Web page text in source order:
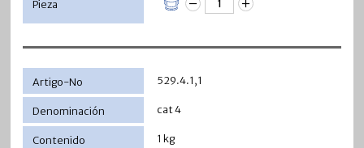
529.4.1,1
cat 4
1 kg